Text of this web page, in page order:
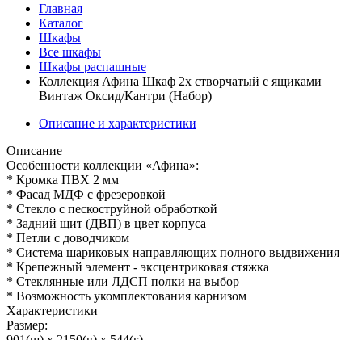
Главная
Каталог
Шкафы
Все шкафы
Шкафы распашные
Коллекция Афина Шкаф 2х створчатый с ящиками
Винтаж Оксид/Кантри (Набор)
Описание и характеристики
Описание
Особенности коллекции «Афина»:
* Кромка ПВХ 2 мм
* Фасад МДФ с фрезеровкой
* Стекло с пескоструйной обработкой
* Задний щит (ДВП) в цвет корпуса
* Петли с доводчиком
* Система шариковых направляющих полного выдвижения
* Крепежный элемент - эксцентриковая стяжка
* Стеклянные или ЛДСП полки на выбор
* Возможность укомплектования карнизом
Характеристики
Размер: